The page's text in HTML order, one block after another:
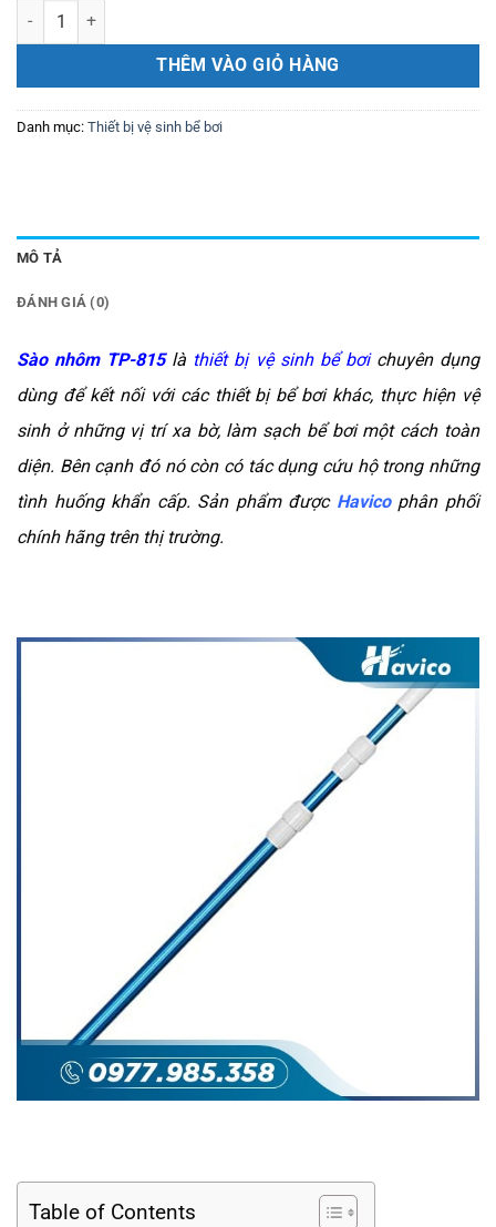
Sào nhôm TP-815 số lượng
THÊM VÀO GIỎ HÀNG
Danh mục: Thiết bị vệ sinh bể bơi
MÔ TẢ
ĐÁNH GIÁ (0)
Sào nhôm TP-815là thiết bị vệ sinh bể bơichuyên dụng
dùng để kết nối với các thiết bị bể bơi khác, thực hiện vệ
sinh ở những vị trí xa bờ, làm sạch bể bơi một cách toàn
diện. Bên cạnh đó nó còn có tác dụng cứu hộ trong những
tình huống khẩn cấp. Sản phẩm được Havicophân phối
chính hãng trên thị trường.
Table of Contents